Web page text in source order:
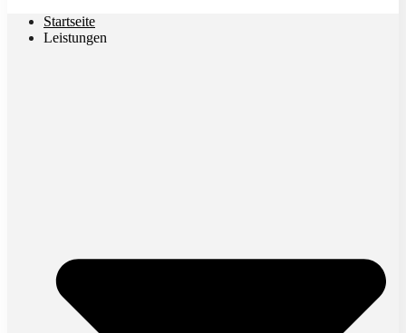
Startseite
Leistungen